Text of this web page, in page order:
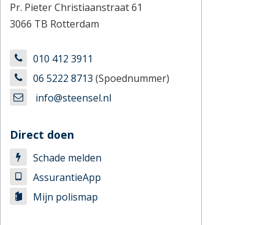
Pr. Pieter Christiaanstraat 61
3066 TB Rotterdam
010 412 3911
06 5222 8713 (Spoednummer)
info@steensel.nl
Direct doen
Schade melden
AssurantieApp
Mijn polismap